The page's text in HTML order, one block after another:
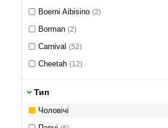
Boerni Aibisino (2)
Borman (2)
Carnival (52)
Cheetah (12)
Curren
Тип
Чоловічі